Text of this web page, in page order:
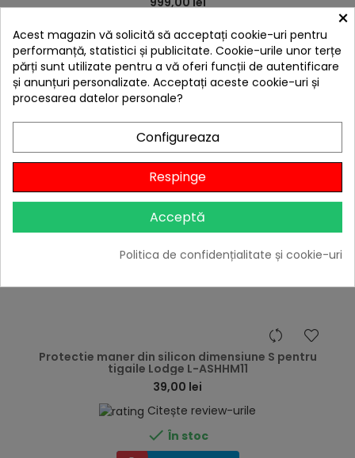
Citește review-urile
-10% cu codulBBQFEST
 În stoc
Adaugă în Coș
Protectie maner din silicon dimensiune S pentru
tigaile Lodge L-ASHHM11
39,00 lei
Citește review-urile
 În stoc
×
Acest magazin vă solicită să acceptați cookie-uri pentru
performanță, statistici și publicitate. Cookie-urile unor terțe
părți sunt utilizate pentru a vă oferi funcții de autentificare
și anunțuri personalizate. Acceptați aceste cookie-uri și
procesarea datelor personale?
Configureaza
Respinge
Acceptă
Politica de confidențialitate și cookie-uri